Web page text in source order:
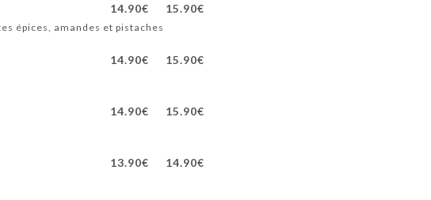
14.90€ 15.90€
épices, amandes et pistaches
14.90€ 15.90€
14.90€ 15.90€
13.90€ 14.90€